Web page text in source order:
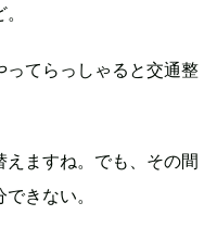
ってらっしゃると交通整
えますね。でも、その間
きない。